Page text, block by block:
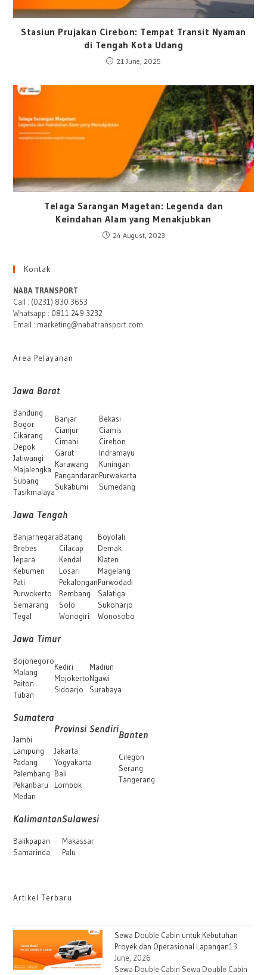
Stasiun Prujakan Cirebon: Tempat Transit Nyaman
di Tengah Kota Udang
21 June, 2025
Telaga Sarangan Magetan: Legenda dan
Keindahan Alam yang Menakjubkan
24 August, 2023
Kontak
NABA TRANSPORT
Call : (0231) 830 3653
Whatsapp : 0811 249 3232
Email : marketing@nabatransport.com
Area Pelayanan
Jawa Barat
Bandung
Bogor
Cikarang
Depok
Jatiwangi
Majalengka
Subang
Tasikmalaya
Banjar
Cianjur
Cimahi
Garut
Karawang
Pangandaran
Sukabumi
Bekasi
Ciamis
Cirebon
Indramayu
Kuningan
Purwakarta
Sumedang
Jawa Tengah
Banjarnegara
Brebes
Jepara
Kebumen
Pati
Purwokerto
Semarang
Tegal
Batang
Cilacap
Kendal
Losari
Pekalongan
Rembang
Solo
Wonogiri
Boyolali
Demak
Klaten
Magelang
Purwodadi
Salatiga
Sukoharjo
Wonosobo
Jawa Timur
Bojonegoro
Malang
Paiton
Tuban
Kediri
Mojokerto
Sidoarjo
Madiun
Ngawi
Surabaya
Sumatera
Jambi
Lampung
Padang
Palembang
Pekanbaru
Medan
Provinsi Sendiri
Jakarta
Yogyakarta
Bali
Lombok
Banten
Cilegon
Serang
Tangerang
Kalimantan
Balikpapan
Samarinda
Sulawesi
Makassar
Palu
Artikel Terbaru
Sewa Double Cabin untuk Kebutuhan
Proyek dan Operasional Lapangan13
June, 2026
Sewa Double Cabin Sewa Double Cabin